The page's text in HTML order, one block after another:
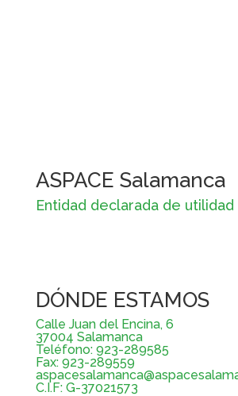
ASPACE Salamanca
Entidad declarada de utilidad
DÓNDE ESTAMOS
Calle Juan del Encina, 6
37004 Salamanca
Teléfono: 923-289585
Fax: 923-289559
C.I.F: G-37021573